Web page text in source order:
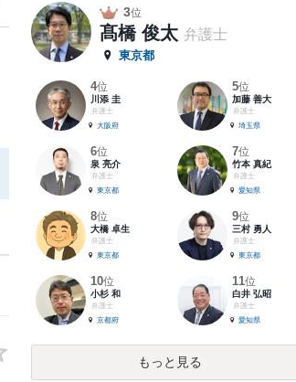
3位
髙橋 俊太 弁護士
東京都
4位
川添 圭
弁護士
大阪府
5位
加藤 善大
弁護士
埼玉県
6位
泉 亮介
弁護士
東京都
7位
竹本 真紀
弁護士
愛知県
8位
大橋 卓生
弁護士
東京都
9位
三村 勇人
弁護士
東京都
10位
小杉 和
弁護士
京都府
11位
白井 弘昭
弁護士
愛知県
もっと見る